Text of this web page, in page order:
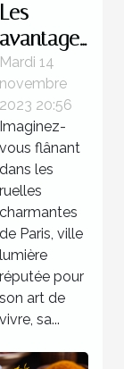
Les
avantages
de
séjourner
dans un
hôtel 3
étoiles à
Paris
Mardi 14
novembre
2023 20:56
Imaginez-
vous flânant
dans les
ruelles
charmantes
de Paris, ville
lumière
réputée pour
son art de
vivre, sa...